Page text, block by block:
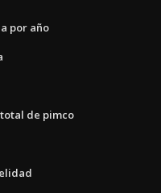
por año
de pimco